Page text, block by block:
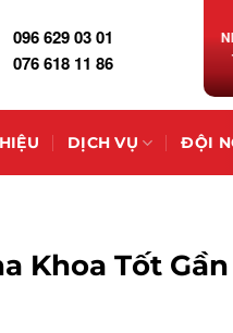
096 629 03 01
076 618 11 86
DỊCH VỤ ĐỘI
Khoa Tốt